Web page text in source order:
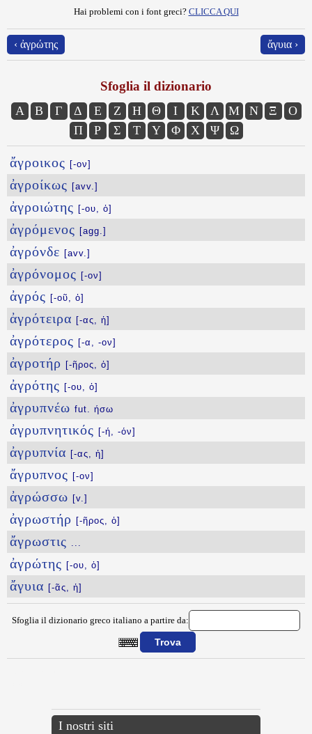
Hai problemi con i font greci? CLICCA QUI
‹ ἀγρώτης ἄγυια ›
Sfoglia il dizionario
Α Β Γ Δ Ε Ζ Η Θ Ι Κ Λ Μ Ν Ξ
Ο
Π
Ρ Σ Τ Υ Φ Χ Ψ Ω
ἄγροικος [-ον]
ἀγροίκως [avv.]
ἀγροιώτης [-ου, ὁ]
ἀγρόμενος [agg.]
ἀγρόνδε [avv.]
ἀγρόνομος [-ον]
ἀγρός [-οῦ, ὁ]
ἀγρότειρα [-ας, ἡ]
ἀγρότερος [-α, -ον]
ἀγροτήρ [-ῆρος, ὁ]
ἀγρότης [-ου, ὁ]
ἀγρυπνέω fut. ήσω
ἀγρυπνητικός [-ή, -όν]
ἀγρυπνία [-ας, ἡ]
ἄγρυπνος [-ον]
ἀγρώσσω [v.]
ἀγρωστήρ [-ῆρος, ὁ]
ἄγρωστις ...
ἀγρώτης [-ου, ὁ]
ἄγυια [-ᾶς, ἡ]
Sfoglia il dizionario greco italiano a partire da:
I nostri siti